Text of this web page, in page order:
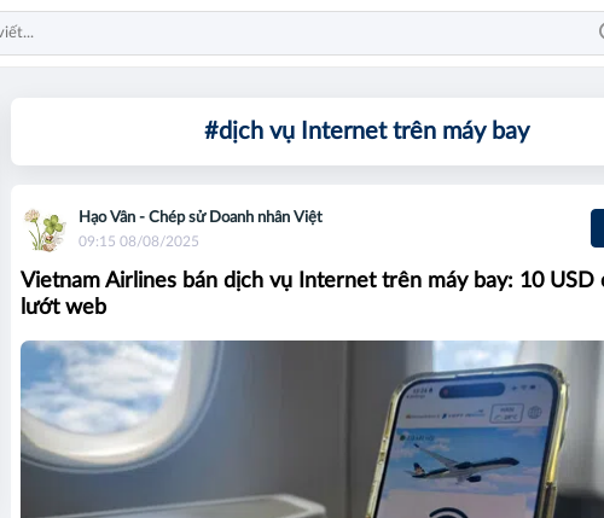
#dịch vụ Internet trên máy bay
Hạo Vân - Chép sử Doanh nhân Việt
09:15 08/08/2025
Vietnam Airlines bán dịch vụ Internet trên máy bay: 10 USD
lướt web